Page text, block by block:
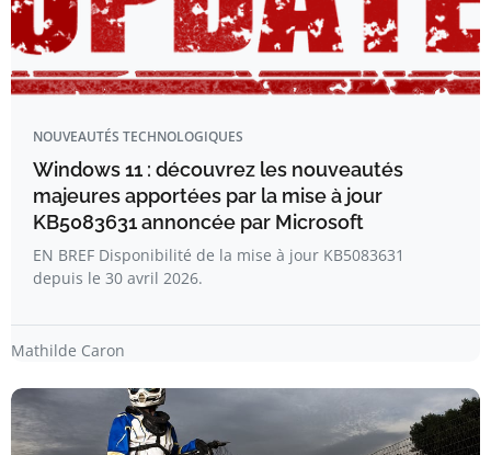
NOUVEAUTÉS TECHNOLOGIQUES
Windows 11 : découvrez les nouveautés
majeures apportées par la mise à jour
KB5083631 annoncée par Microsoft
EN BREF Disponibilité de la mise à jour KB5083631
depuis le 30 avril 2026.
Mathilde Caron